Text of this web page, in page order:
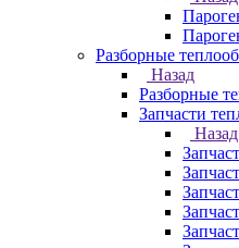
Разборные
Назад
Разборные
Запчасти
Назад